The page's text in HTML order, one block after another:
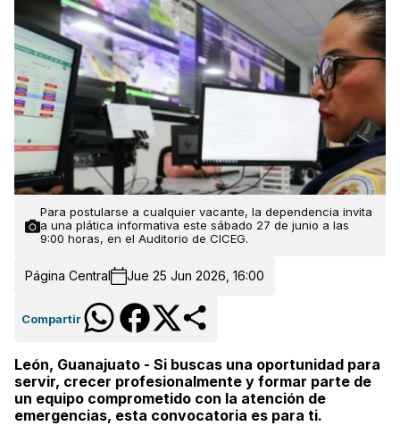
Para postularse a cualquier vacante, la dependencia invita
a una plática informativa este sábado 27 de junio a las
9:00 horas, en el Auditorio de CICEG.
Página Central Jue 25 Jun 2026, 16:00
Compartir
León, Guanajuato - Si buscas una oportunidad para
servir, crecer profesionalmente y formar parte de
un equipo comprometido con la atención de
emergencias, esta convocatoria es para ti.